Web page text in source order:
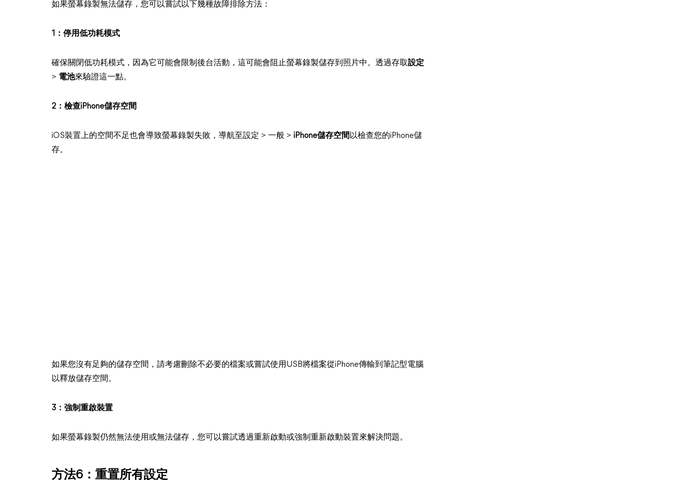
如果螢幕錄製無法儲存，您可以嘗試以下幾種故障排除方法：
1：停用低功耗模式
確保關閉低功耗模式，因為它可能會限制後台活動，這可能會阻止螢幕錄製儲存到照片中。透過存取設定
> 電池來驗證這一點。
2：檢查iPhone儲存空間
iOS裝置上的空間不足也會導致螢幕錄製失敗，導航至設定 > 一般 > iPhone儲存空間以檢查您的iPhone儲
存。
如果您沒有足夠的儲存空間，請考慮刪除不必要的檔案或嘗試使用USB將檔案從iPhone傳輸到筆記型電腦
以釋放儲存空間。
3：強制重啟裝置
如果螢幕錄製仍然無法使用或無法儲存，您可以嘗試透過重新啟動或強制重新啟動裝置來解決問題。
方法6：重置所有設定